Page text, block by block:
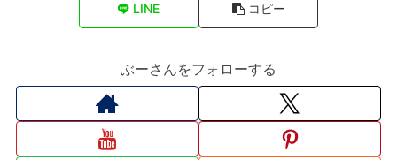
LINE コピー
ぶーさんをフォローする